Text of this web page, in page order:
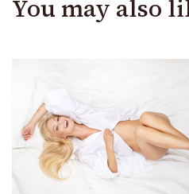
You may also